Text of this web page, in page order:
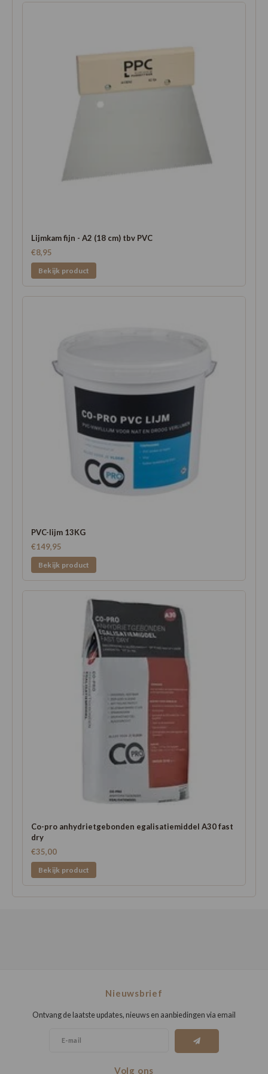
Lijmkam fijn - A2 (18 cm) tbv PVC
€8,95
Bekijk product
PVC-lijm 13KG
€149,95
Bekijk product
Co-pro anhydrietgebonden egalisatiemiddel A30 fast
dry
€35,00
Bekijk product
Nieuwsbrief
Ontvang de laatste updates, nieuws en aanbiedingen via email
Volg ons